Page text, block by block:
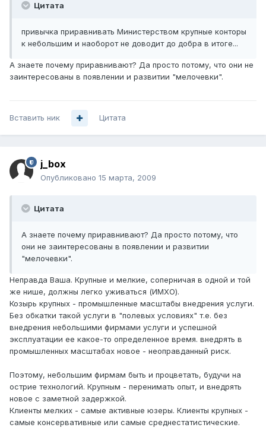
Цитата
привычка приравнивать Министерством крупные конторы
к небольшим и наоборот не доводит до добра в итоге...
А знаете почему приравнивают? Да просто потому, что они не
заинтересованы в появлении и развитии "мелочевки".
Вставить ник Цитата
j_box
Опубликовано 15 марта, 2009
Цитата
А знаете почему приравнивают? Да просто потому, что
они не заинтересованы в появлении и развитии
"мелочевки".
Неправда Ваша. Крупные и мелкие, соперничая в одной и той
же нише, должны легко уживаться (ИМХО).
Козырь крупных - промышленные масштабы внедрения услуги.
Без обкатки такой услуги в "полевых условиях" т.е. без
внедрения небольшими фирмами услуги и успешной
эксплуатации ее какое-то определенное время. внедрять в
промышленных масштабах новое - неоправданный риск.
Поэтому, небольшим фирмам быть и процветать, будучи на
острие технологий. Крупным - перенимать опыт, и внедрять
новое с заметной задержкой.
Клиенты мелких - самые активные юзеры. Клиенты крупных -
самые консервативные или самые среднестатистические.